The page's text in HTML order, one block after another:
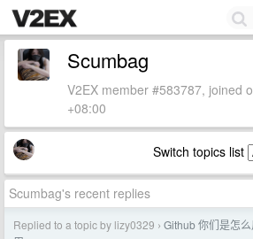
Scumbag
V2EX member #583787, joined
+08:00
Switch topics list
Scumbag's recent replies
Replied to a topic by lizy0329 › Github 你们是怎